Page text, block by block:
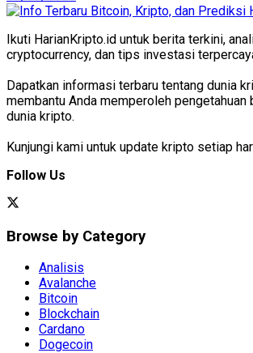
Ikuti HarianKripto.id untuk berita terkini,
cryptocurrency, dan tips investasi
Dapatkan informasi terbaru tentang dunia
membantu Anda memperoleh pengetahuan
dunia kripto.
Kunjungi kami untuk update kripto setiap
Follow Us
Browse by Category
Analisis
Avalanche
Bitcoin
Blockchain
Cardano
Dogecoin